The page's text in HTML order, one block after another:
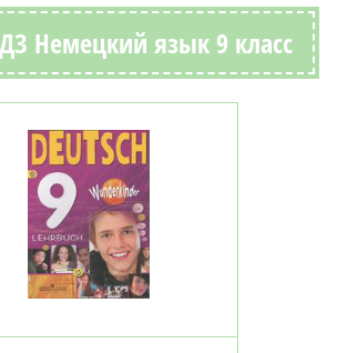
Немецкий язык 9 класс